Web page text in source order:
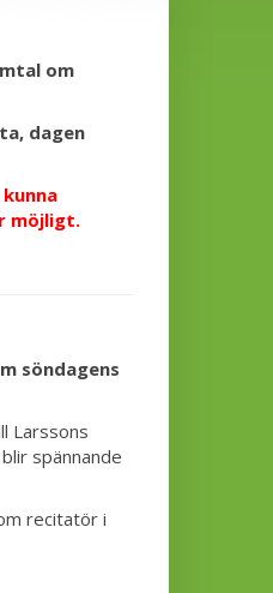
om
dagen
möjligt.
söndagens
Larssons
spännande
recitatör i